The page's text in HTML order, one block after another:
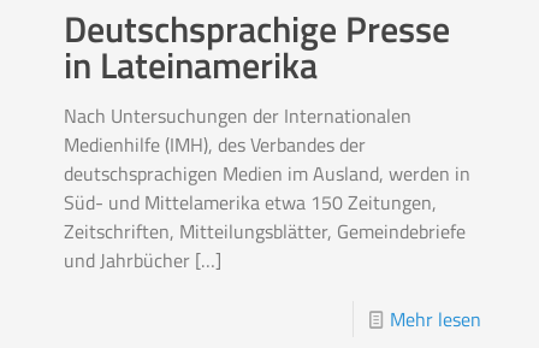
Deutschsprachige Presse
in Lateinamerika
Nach Untersuchungen der Internationalen
Medienhilfe (IMH), des Verbandes der
deutschsprachigen Medien im Ausland, werden in
Süd- und Mittelamerika etwa 150 Zeitungen,
Zeitschriften, Mitteilungsblätter, Gemeindebriefe
und Jahrbücher […]
Mehr lesen